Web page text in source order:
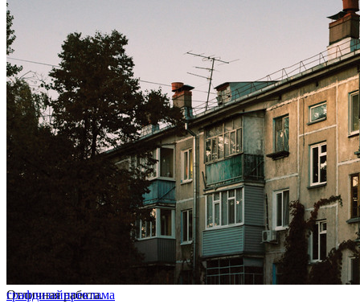
Отличная работа.
графдизайнреклама